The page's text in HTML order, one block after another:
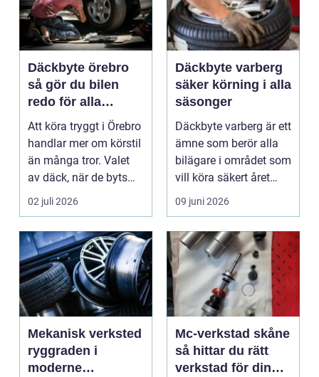
Däckbyte örebro
så gör du bilen
redo för alla
årstider
Att köra tryggt i Örebro
handlar mer om körstil
än många tror. Valet
av däck, när de byts
och hur de...
02 juli 2026
Däckbyte varberg
säker körning i alla
säsonger
Däckbyte varberg är ett
ämne som berör alla
bilägare i området som
vill köra säkert året
om. När väd...
09 juni 2026
Mekanisk verksted
ryggraden i
moderne
Mc-verkstad skåne
så hittar du rätt
verkstad för din